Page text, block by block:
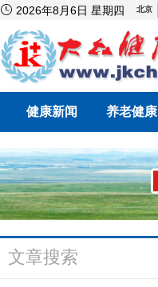
 2026年8月6日 星期四
健康新闻 养老健康
文章搜索